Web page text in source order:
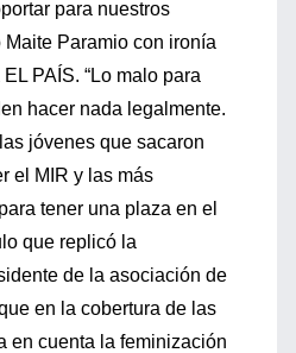
para nuestros
Maite Paramio con ironía
PAÍS. “Lo malo para
hacer nada legalmente.
jóvenes que sacaron
el MIR y las más
tener una plaza en el
que replicó la
de la asociación de
en la cobertura de las
en cuenta la feminización